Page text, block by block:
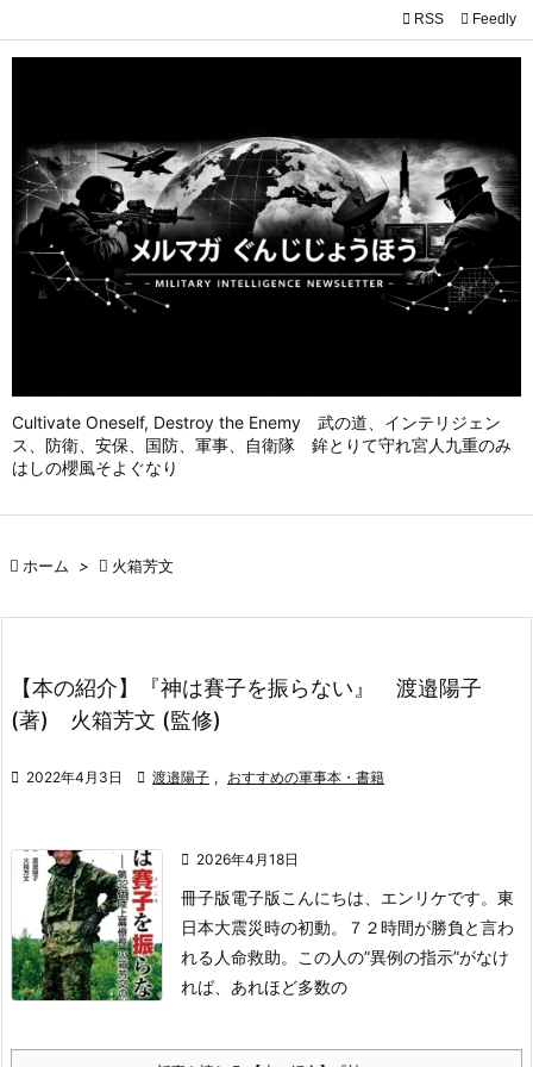
Cultivate Oneself, Destroy the Enemy 武の道、インテリジェン
ス、防衛、安保、国防、軍事、自衛隊 鉾とりて守れ宮人九重のみ
はしの櫻風そよぐなり


次へ

検索
 RSS Feedly
 ホーム >  火箱芳文
【本の紹介】『神は賽子を振らない』 渡邉陽子
(著) 火箱芳文 (監修)
 2022年4月3日  渡邉陽子 , おすすめの軍事本・書籍
 2026年4月18日
冊子版電子版こんにちは、エンリケです。 東
日本大震災時の初動。
７２時間が勝負と言わ
れる人命救助。
この人の”異例の指示”がなけ
れば、 あれほど多数の